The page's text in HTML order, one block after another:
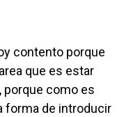
contento porque
que es estar
porque como es
forma de introducir